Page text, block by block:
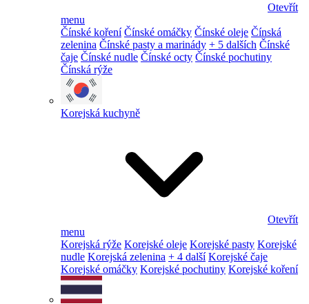
Otevřít
menu
Čínské koření Čínské omáčky Čínské oleje Čínská
zelenina Čínské pasty a marinády + 5 dalších Čínské
čaje Čínské nudle Čínské octy Čínské pochutiny
Čínská rýže
Korejská kuchyně
Otevřít
menu
Korejská rýže Korejské oleje Korejské pasty Korejské
nudle Korejská zelenina + 4 další Korejské čaje
Korejské omáčky Korejské pochutiny Korejské koření